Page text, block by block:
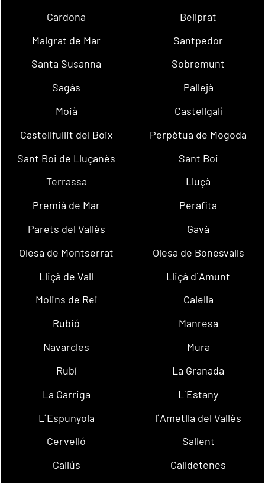
Cardona
Bellprat
Malgrat de Mar
Santpedor
Santa Susanna
Sobremunt
Sagàs
Pallejà
Moià
Castellgalí
Castellfullit del Boix
Perpètua de Mogoda
Sant Boi de Lluçanès
Sant Boi
Terrassa
Lluçà
Premià de Mar
Perafita
Parets del Vallès
Gavà
Olesa de Montserrat
Olesa de Bonesvalls
Lliçà de Vall
Lliçà d´Amunt
Molins de Rei
Calella
Rubió
Manresa
Navarcles
Mura
Rubí
La Granada
La Garriga
L´Estany
L´Espunyola
l´Ametlla del Vallès
Cervelló
Sallent
Callús
Calldetenes